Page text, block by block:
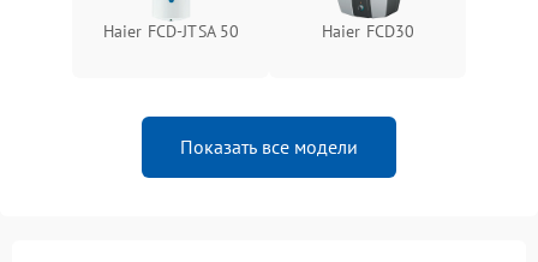
Haier FCD-JTSA 50 Haier FCD30
Показать все модели